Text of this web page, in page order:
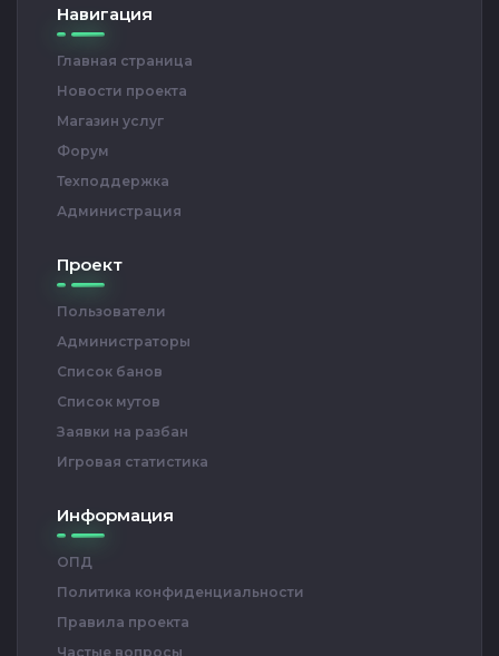
Навигация
Главная страница
Новости проекта
Магазин услуг
Форум
Техподдержка
Администрация
Проект
Пользователи
Администраторы
Список банов
Список мутов
Заявки на разбан
Игровая статистика
Информация
ОПД
Политика конфиденциальности
Правила проекта
Частые вопросы